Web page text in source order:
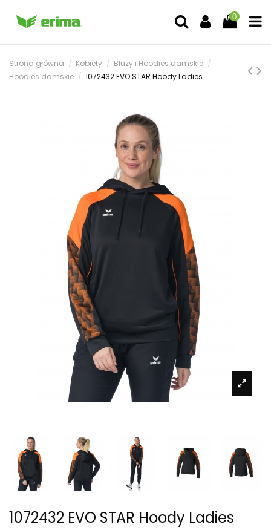
0
Strona główna Kobiety
Bluzy i Hoodies damskie
Hoodies damskie
1072432 EVO STAR Hoody Ladies
1072432 EVO STAR Hoody Ladies